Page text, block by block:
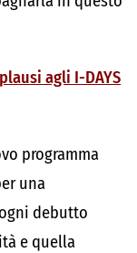
agli I-DAYS
programma
una
debutto
e quella